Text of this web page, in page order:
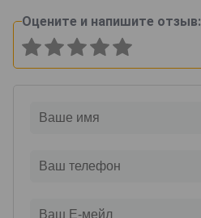
Оцените и напишите отзыв: